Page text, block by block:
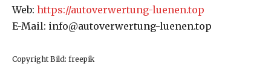
Web: https://autoverwertung-luenen.top
E-Mail: info@autoverwertung-luenen.top
Copyright Bild: freepik